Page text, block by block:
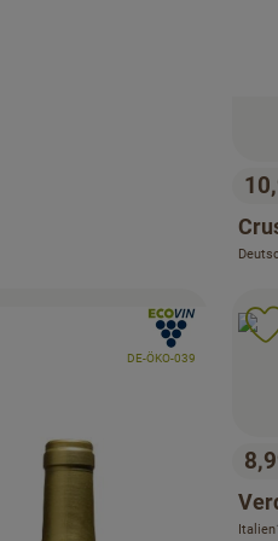
,
,
, Verband:
, Kontrollstelle:
DE-ÖKO-039
zu Favouriten hinzufügen
,
Italien